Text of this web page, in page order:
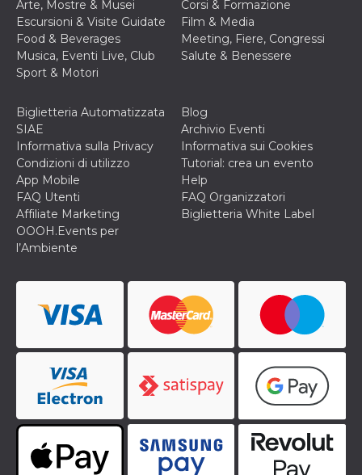
Arte, Mostre & Musei
Corsi & Formazione
Escursioni & Visite Guidate
Film & Media
Food & Beverages
Meeting, Fiere, Congressi
Musica, Eventi Live, Club
Salute & Benessere
Sport & Motori
Biglietteria Automatizzata
SIAE
Blog
Archivio Eventi
Informativa sulla Privacy
Informativa sui Cookies
Condizioni di utilizzo
Tutorial: crea un evento
App Mobile
Help
FAQ Utenti
FAQ Organizzatori
Affiliate Marketing
Biglietteria White Label
OOOH.Events per
l’Ambiente